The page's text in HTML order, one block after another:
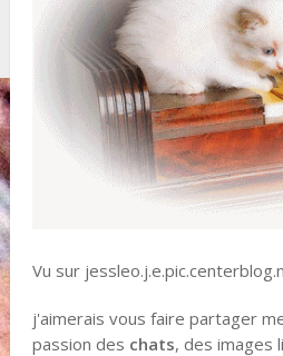
Vu sur
j'aimerais vous faire partager
passion des chats, des images